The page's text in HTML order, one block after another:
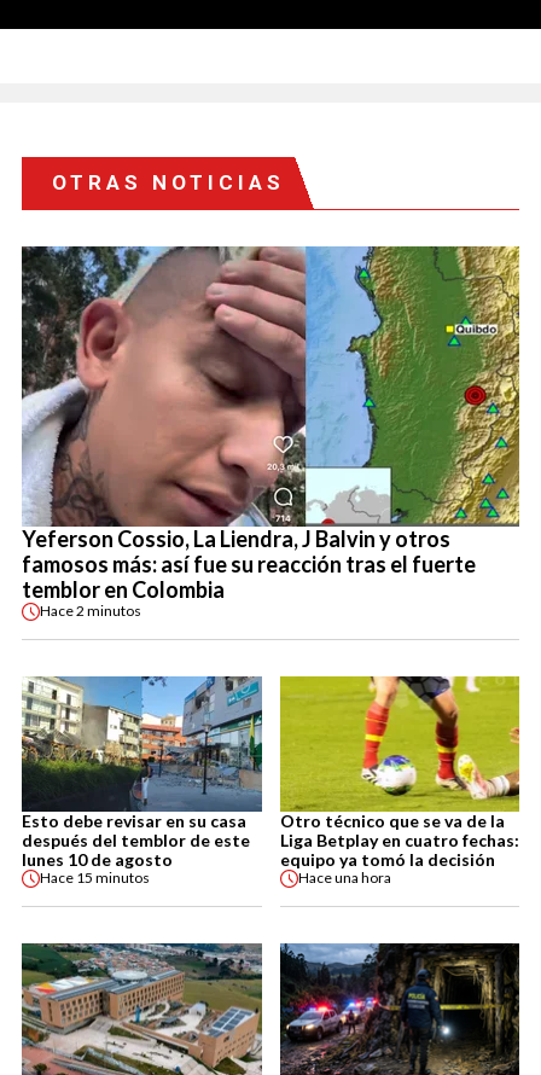
OTRAS NOTICIAS
Yeferson Cossio, La Liendra, J Balvin y otros
famosos más: así fue su reacción tras el fuerte
temblor en Colombia
Hace2 minutos
Esto debe revisar en su casa
después del temblor de este
lunes 10 de agosto
Hace 15 minutos
Otro técnico que se va de la
Liga Betplay en cuatro fechas:
equipo ya tomó la decisión
Haceuna hora